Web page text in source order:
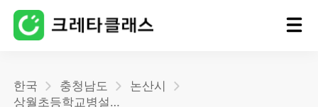
한국 충청남도
논산시
상월초등학교병설유치원